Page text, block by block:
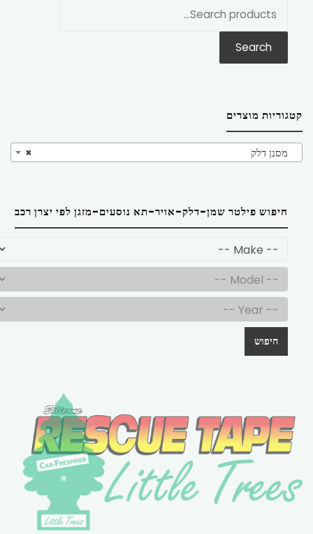
Search
קטגוריות מוצרים
× מסנן דלק
חיפוש פילטר שמן-דלק-אויר-תא נוסעים-מזגן לפי יצרן רכב
חיפוש